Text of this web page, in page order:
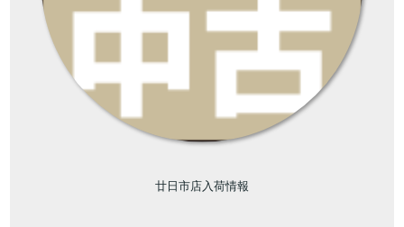
廿日市店入荷情報